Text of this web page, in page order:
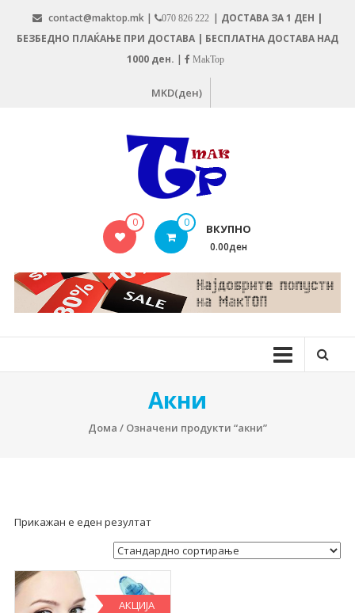
content
contact@maktop.mk | 070 826 222 | ДОСТАВА ЗА 1 ДЕН |
БЕЗБЕДНО ПЛАЌАЊЕ ПРИ ДОСТАВА | БЕСПЛАТНА ДОСТАВА НАД
1000 ден. | MakTop
MKD(ден)
MAKTOP.MK
0 0 ВКУПНО
0.00ден
Акни
Дома / Означени продукти “акни”
Прикажан е еден резултат
АКЦИЈА